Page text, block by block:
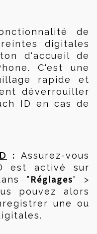
de
digitales
d'accueil de
C'est une
rapide et
déverrouiller
ID en cas de
: Assurez-vous
est activé sur
" Réglages" >
pouvez alors
une ou